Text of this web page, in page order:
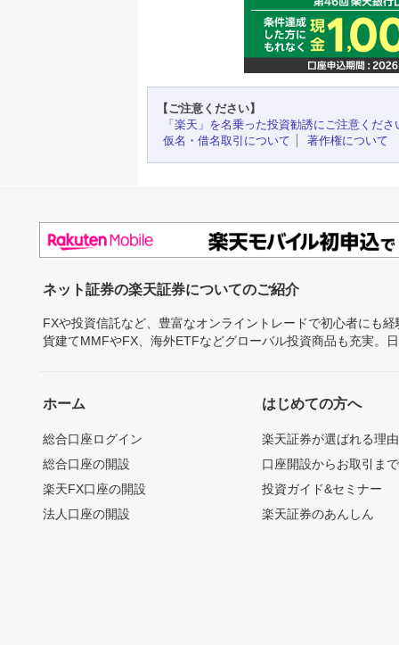
【ご注意ください】
「楽天」を名乗った投資勧誘にご注意くださ
仮名・借名取引について
著作権について
ネット証券の楽天証券についてのご紹介
FXや投資信託など、豊富なオンライントレードで初心者にも
貨建てMMFやFX、海外ETFなどグローバル投資商品も充実。
ホーム
総合口座ログイン
総合口座の開設
楽天FX口座の開設
法人口座の開設
はじめての方へ
楽天証券が選ばれる理由
口座開設からお取引ま
投資ガイド&セミナー
楽天証券のあんしん